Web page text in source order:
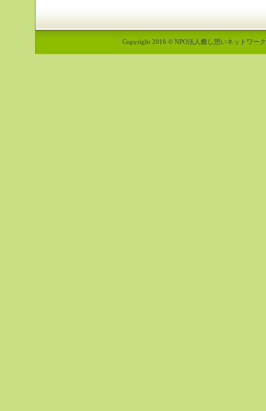
Copyright 2016 © NPO法人癒し憩いネットワー